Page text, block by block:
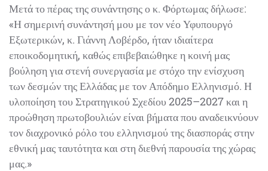
Μετά το πέρας της συνάντησης ο κ. Φόρτωμας δήλωσε:
«Η σημερινή συνάντησή μου με τον νέο Υφυπουργό
Εξωτερικών, κ. Γιάννη Λοβέρδο, ήταν ιδιαίτερα
εποικοδομητική, καθώς επιβεβαιώθηκε η κοινή μας
βούληση για στενή συνεργασία με στόχο την ενίσχυση
των δεσμών της Ελλάδας με τον Απόδημο Ελληνισμό. Η
υλοποίηση του Στρατηγικού Σχεδίου 2025–2027 και η
προώθηση πρωτοβουλιών είναι βήματα που αναδεικνύουν
τον διαχρονικό ρόλο του ελληνισμού της διασποράς στην
εθνική μας ταυτότητα και στη διεθνή παρουσία της χώρας
μας.»